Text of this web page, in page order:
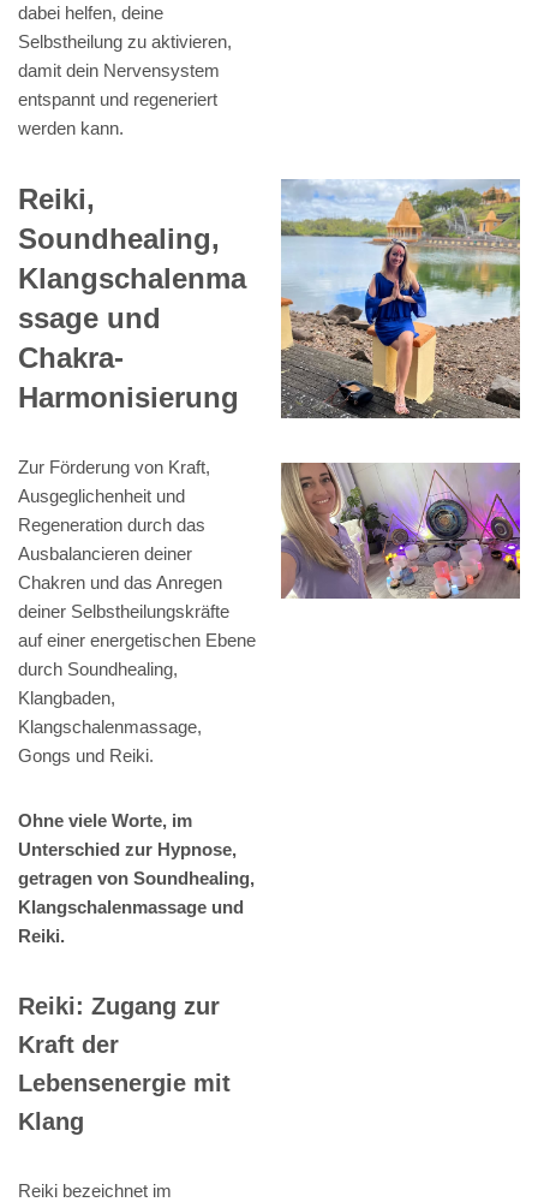
dabei helfen, deine
Selbstheilung zu aktivieren,
damit dein Nervensystem
entspannt und regeneriert
werden kann.
Reiki,
Soundhealing,
Klangschalenma
ssage und
Chakra-
Harmonisierung
Zur Förderung von Kraft,
Ausgeglichenheit und
Regeneration durch das
Ausbalancieren deiner
Chakren und das Anregen
deiner Selbstheilungskräfte
auf einer energetischen Ebene
durch Soundhealing,
Klangbaden,
Klangschalenmassage,
Gongs und Reiki.
Ohne viele Worte, im
Unterschied zur Hypnose,
getragen von Soundhealing,
Klangschalenmassage und
Reiki.
Reiki: Zugang zur
Kraft der
Lebensenergie mit
Klang
Reiki bezeichnet im